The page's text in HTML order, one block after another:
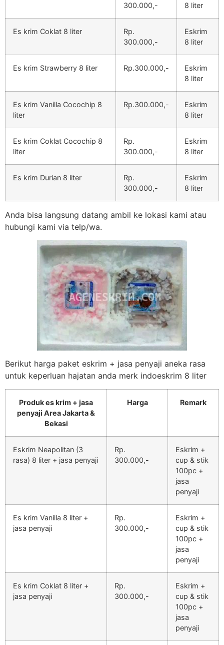
300.000,-
8 liter
Es krim Coklat 8 liter
Rp.
300.000,-
Eskrim
8 liter
Es krim Strawberry 8 liter Rp.300.000,-
Eskrim
8 liter
Es krim Vanilla Cocochip 8
liter
Rp.300.000,-
Eskrim
8 liter
Es krim Coklat Cocochip 8
liter
Rp.
300.000,-
Eskrim
8 liter
Es krim Durian 8 liter
Rp.
300.000,-
Eskrim
8 liter
Anda bisa langsung datang ambil ke lokasi kami atau
hubungi kami via telp/wa.
Berikut harga paket eskrim + jasa penyaji aneka rasa
untuk keperluan hajatan anda merk indoeskrim 8 liter
Produk es krim + jasa
penyaji Area Jakarta &
Bekasi
Harga Remark
Eskrim Neapolitan (3
rasa) 8 liter + jasa penyaji
Rp.
300.000,-
Eskrim +
cup & stik
100pc +
jasa
penyaji
Es krim Vanilla 8 liter +
jasa penyaji
Rp.
300.000,-
Eskrim +
cup & stik
100pc +
jasa
penyaji
Es krim Coklat 8 liter +
jasa penyaji
Rp.
300.000,-
Eskrim +
cup & stik
100pc +
jasa
penyaji